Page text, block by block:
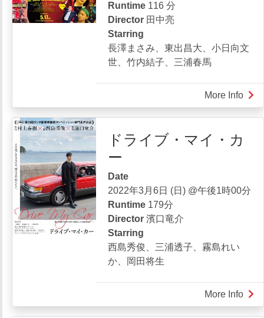
Runtime 116 分
Director 田中亮
Starring
長澤まさみ、東出昌大、小日向文
世、竹内結子、三浦春馬
More Info
コ
ス
ス
編
ドライブ・マイ・カ
ー
Date
2022年3月6日 (日) @午後1時00分
Runtime 179分
Director 濱口竜介
Starring
西島秀俊、三浦透子、霧島れい
か、岡田将生
More Info
ド